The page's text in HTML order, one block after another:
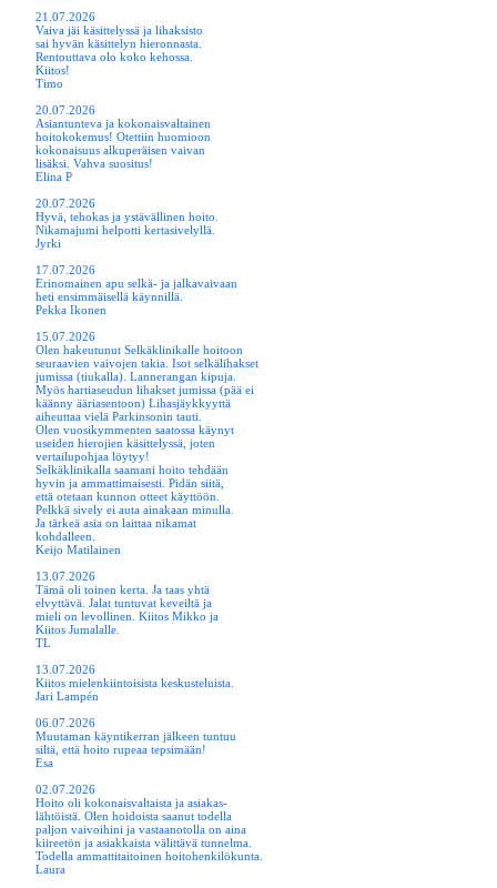
21.07.2026
Vaiva jäi käsittelyssä ja lihaksisto
sai hyvän käsittelyn hieronnasta.
Rentouttava olo koko kehossa.
Kiitos!
Timo
20.07.2026
Asiantunteva ja kokonaisvaltainen
hoitokokemus! Otettiin huomioon
kokonaisuus alkuperäisen vaivan
lisäksi. Vahva suositus!
Elina P
20.07.2026
Hyvä, tehokas ja ystävällinen hoito.
Nikamajumi helpotti kertasivelyllä.
Jyrki
17.07.2026
Erinomainen apu selkä- ja jalkavaivaan
heti ensimmäisellä käynnillä.
Pekka Ikonen
15.07.2026
Olen hakeutunut Selkäklinikalle hoitoon
seuraavien vaivojen takia. Isot selkälihakset
jumissa (tiukalla). Lannerangan kipuja.
Myös hartiaseudun lihakset jumissa (pää ei
käänny ääriasentoon) Lihasjäykkyyttä
aiheuttaa vielä Parkinsonin tauti.
Olen vuosikymmenten saatossa käynyt
useiden hierojien käsittelyssä, joten
vertailupohjaa löytyy!
Selkäklinikalla saamani hoito tehdään
hyvin ja ammattimaisesti. Pidän siitä,
että otetaan kunnon otteet käyttöön.
Pelkkä sively ei auta ainakaan minulla.
Ja tärkeä asia on laittaa nikamat
kohdalleen.
Keijo Matilainen
13.07.2026
Tämä oli toinen kerta. Ja taas yhtä
elvyttävä. Jalat tuntuvat keveiltä ja
mieli on levollinen. Kiitos Mikko ja
Kiitos Jumalalle.
TL
13.07.2026
Kiitos mielenkiintoisista keskusteluista.
Jari Lampén
06.07.2026
Muutaman käyntikerran jälkeen tuntuu
siltä, että hoito rupeaa tepsimään!
Esa
02.07.2026
Hoito oli kokonaisvaltaista ja asiakas-
lähtöistä. Olen hoidoista saanut todella
paljon vaivoihini ja vastaanotolla on aina
kiireetön ja asiakkaista välittävä tunnelma.
Todella ammattitaitoinen hoitohenkilökunta.
Laura